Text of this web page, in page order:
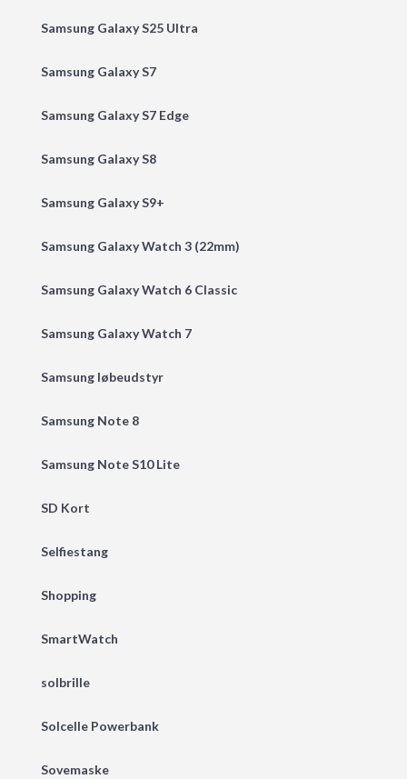
Samsung Galaxy S25 Ultra
Samsung Galaxy S7
Samsung Galaxy S7 Edge
Samsung Galaxy S8
Samsung Galaxy S9+
Samsung Galaxy Watch 3 (22mm)
Samsung Galaxy Watch 6 Classic
Samsung Galaxy Watch 7
Samsung løbeudstyr
Samsung Note 8
Samsung Note S10 Lite
SD Kort
Selfiestang
Shopping
SmartWatch
solbrille
Solcelle Powerbank
Sovemaske